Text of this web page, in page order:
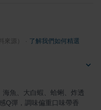
來源） 了解我們如何精選
海魚、大白蝦、蛤蜊、炸透
Q彈，調味偏重口味帶香